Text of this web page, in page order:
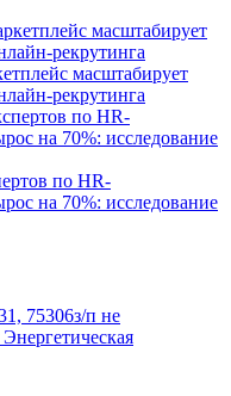
масштабирует
рекрутинга
по HR-
на 70%: исследование
75306з/п не